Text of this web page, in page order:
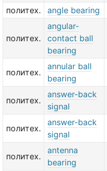
политех. angle bearing
политех.
angular-
contact ball
bearing
политех.
annular ball
bearing
политех.
answer-back
signal
политех.
answer-back
signal
политех.
antenna
bearing